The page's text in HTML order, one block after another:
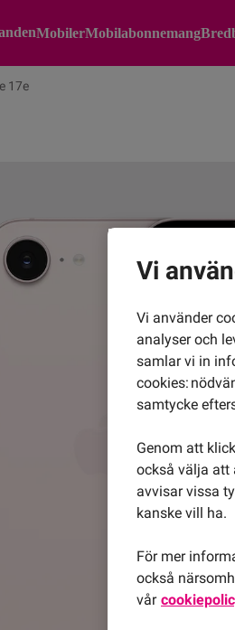
MobilerMobilabonnemang
17e
Vi
Vi använder
analyser och
samlar vi in
cookies:
samtycke
Genom att
också välja att
avvisar vissa
kanske vill ha.
För mer
också
vår